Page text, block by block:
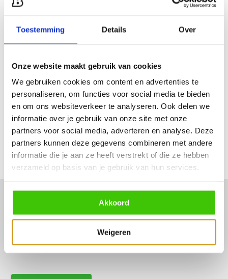
Toestemming Details Over
Onze website maakt gebruik van cookies
We gebruiken cookies om content en advertenties te
personaliseren, om functies voor social media te bieden
en om ons websiteverkeer te analyseren. Ook delen we
informatie over je gebruik van onze site met onze
partners voor social media, adverteren en analyse. Deze
partners kunnen deze gegevens combineren met andere
informatie die je aan ze heeft verstrekt of die ze hebben
verzameld op basis van je gebruik van hun services.
Akkoord
Weigeren
Productomschrijving
Specificaties
Reviews
Delen
Vraag het een van onze specialisten!